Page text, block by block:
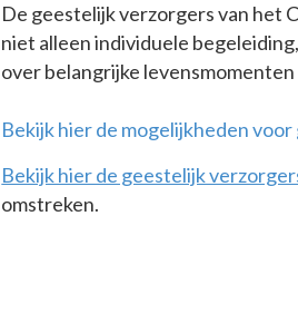
De geestelijk verzorgers van het
niet alleen individuele
over belangrijke levensmomenten
Bekijk hier de mogelijkheden
Bekijk hier de geestelijk
omstreken.